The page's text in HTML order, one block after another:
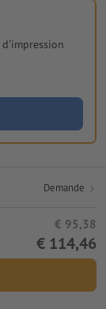
Demande
€ 95,38
€ 114,46